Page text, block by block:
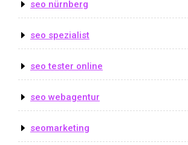
seo nürnberg
seo spezialist
seo tester online
seo webagentur
seomarketing